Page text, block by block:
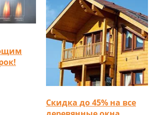
Скидка до 45% на все